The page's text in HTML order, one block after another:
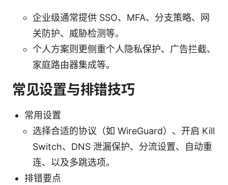
企业级通常提供 SSO、MFA、分支策略、网
关防护、威胁检测等。
个人方案则更侧重个人隐私保护、广告拦截、
家庭路由器集成等。
常见设置与排错技巧
常用设置
选择合适的协议（如 WireGuard）、开启 Kill
Switch、DNS 泄漏保护、分流设置、自动重
连、以及多跳选项。
排错要点